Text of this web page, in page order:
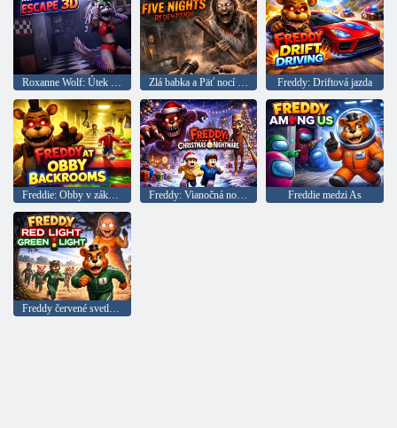
Roxanne Wolf: Útek 3D Zlá babka a Päť nocí vykúpenia Freddy: Driftová jazda
Freddie: Obby v zákulisí Freddy: Vianočná nočná mora Freddie medzi As